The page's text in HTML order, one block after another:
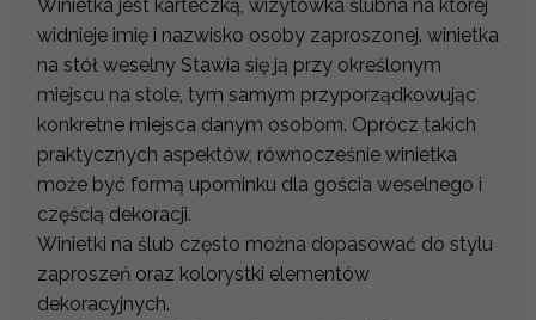
Winietka jest karteczką, wizytówka ślubna na której
widnieje imię i nazwisko osoby zaproszonej. winietka
na stół weselny Stawia się ją przy określonym
miejscu na stole, tym samym przyporządkowując
konkretne miejsca danym osobom. Oprócz takich
praktycznych aspektów, równocześnie winietka
może być formą upominku dla gościa weselnego i
częścią dekoracji.
Winietki na ślub często można dopasować do stylu
zaproszeń oraz kolorystki elementów
dekoracyjnych.